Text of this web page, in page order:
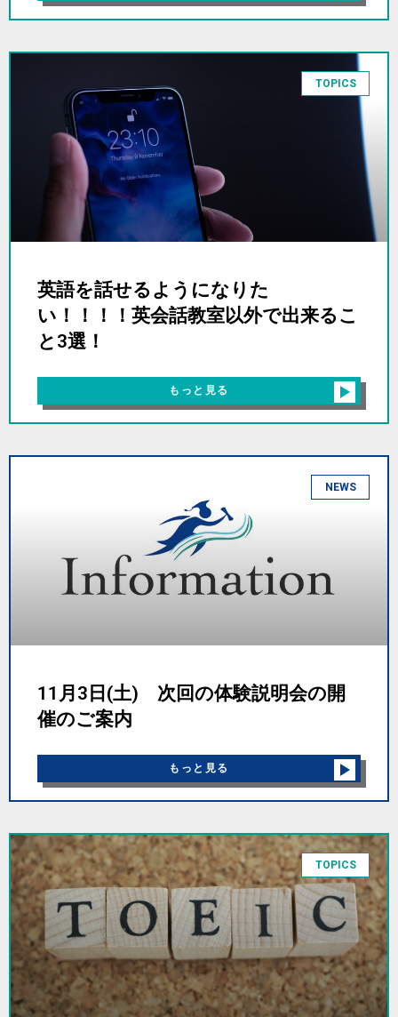
TOPICS
英語を話せるようになりた
い！！！！英会話教室以外で出来るこ
と3選！
もっと見る
NEWS
11月3日(土) 次回の体験説明会の開
催のご案内
もっと見る
TOPICS